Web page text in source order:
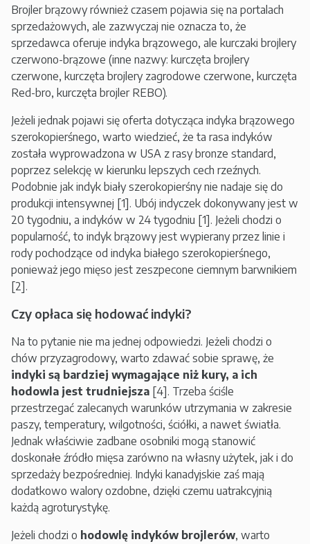
Brojler brązowy również czasem pojawia się na portalach
sprzedażowych, ale zazwyczaj nie oznacza to, że
sprzedawca oferuje indyka brązowego, ale kurczaki brojlery
czerwono-brązowe (inne nazwy: kurczęta brojlery
czerwone, kurczęta brojlery zagrodowe czerwone, kurczęta
Red-bro, kurczęta brojler REBO).
Jeżeli jednak pojawi się oferta dotycząca indyka brązowego
szerokopierśnego, warto wiedzieć, że ta rasa indyków
została wyprowadzona w USA z rasy bronze standard,
poprzez selekcję w kierunku lepszych cech rzeźnych.
Podobnie jak indyk biały szerokopierśny nie nadaje się do
produkcji intensywnej [1]. Ubój indyczek dokonywany jest w
20 tygodniu, a indyków w 24 tygodniu [1]. Jeżeli chodzi o
popularność, to indyk brązowy jest wypierany przez linie i
rody pochodzące od indyka białego szerokopierśnego,
ponieważ jego mięso jest zeszpecone ciemnym barwnikiem
[2].
Czy opłaca się hodować indyki?
Na to pytanie nie ma jednej odpowiedzi. Jeżeli chodzi o
chów przyzagrodowy, warto zdawać sobie sprawę, że
indyki są bardziej wymagające niż kury, a ich
hodowla jest trudniejsza [4]. Trzeba ściśle
przestrzegać zalecanych warunków utrzymania w zakresie
paszy, temperatury, wilgotności, ściółki, a nawet światła.
Jednak właściwie zadbane osobniki mogą stanowić
doskonałe źródło mięsa zarówno na własny użytek, jak i do
sprzedaży bezpośredniej. Indyki kanadyjskie zaś mają
dodatkowo walory ozdobne, dzięki czemu uatrakcyjnią
każdą agroturystykę.
Jeżeli chodzi o hodowlę indyków brojlerów, warto